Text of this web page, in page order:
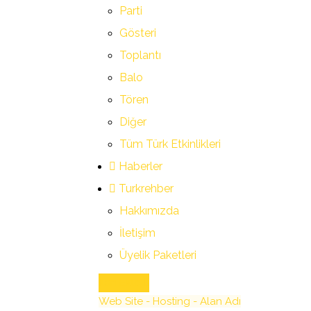
Parti
Gösteri
Toplantı
Balo
Tören
Diğer
Tüm Türk Etkinlikleri
Haberler
Turkrehber
Hakkımızda
İletişim
Üyelik Paketleri
Web Site - Hosting - Alan Adı